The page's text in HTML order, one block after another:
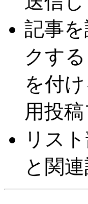
記事
クす
を付
用投
リス
と関